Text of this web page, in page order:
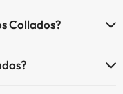
Collados?